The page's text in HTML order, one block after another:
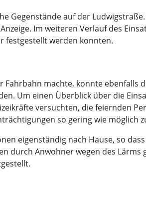
Gegenstände auf der
Im weiteren Verlauf des
festgestellt werden konnten.
machte, konnte ebenfalls
Um einen Überblick über die
versuchten, die feiernden
so gering wie möglich
eigenständig nach Hause, so
durch Anwohner wegen des